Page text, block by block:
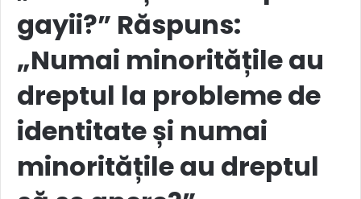
gayii?” Răspuns:
„Numai minoritățile au
dreptul la probleme de
identitate și numai
minoritățile au dreptul